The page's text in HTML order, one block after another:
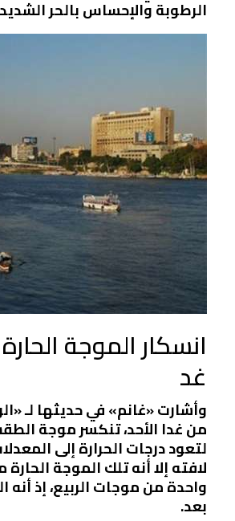
الرطوبة والإحساس بالحر
انسكار الموجة
غد
وأشارت «غانم» في حديثها لـ
من غدا الأحد، تنكسر موجة
لتعود درجات الحرارة إلى
لافته إلا أنه تلك الموجة
واحدة من موجات الربيع، إذ أنه
بعد.